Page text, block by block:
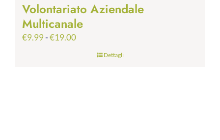
Volontariato Aziendale
Multicanale
€9.99-€19.00Fascia
Dettagli